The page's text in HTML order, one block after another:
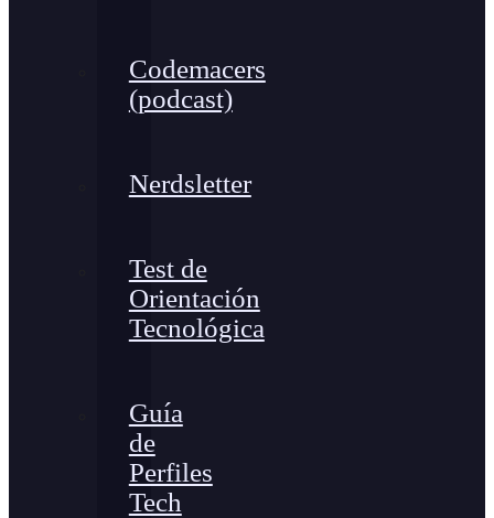
Codemacers
(podcast)
Nerdsletter
Test de
Orientación
Tecnológica
Guía
de
Perfiles
Tech